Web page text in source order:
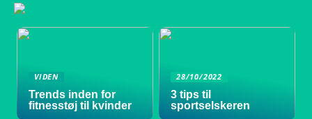
VIDEN
Trends inden for
fitnesstøj til kvinder
28/10/2022
3 tips til
sportselskeren